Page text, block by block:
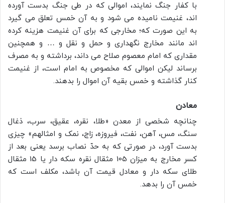
با كفار جنگ نمایند، اموالی که در طی جنگ بدست آورده
اند، غنیمت نامیده می شود و به آن خمس تعلق می گیرد
به این صورت که؛ مخارجی كه برای آن غنیمت هزینه كرده
اند مانند مخارج نگهداری و حمل و نقل و … و همچنین
مقداری كه امام معصوم صلاح می داند، برداشته و به مصرف
برساند لیکن اموالی كه مخصوص به امام است، از غنیمت
كنار گذاشته و خمس بقیه آن اموال را بدهند.
معادن
چنانچه شخصی از معدن «طلا، نقره، عقیق، سرب، ذغال
سنگ، مس، آهن، نفت، فیروزه، زاج، نمک و امثالهم» چیزی
بدست‌ آورد، در صورتی كه به حدّ نصاب برسد یعنی بعد از
كسر مخارج به میزان 105 مثقال نقره سكه دار یا 15 مثقال
طلای سكه دار و معادل قیمت آن باشد، مکلف است که
خمس آن را بدهد.